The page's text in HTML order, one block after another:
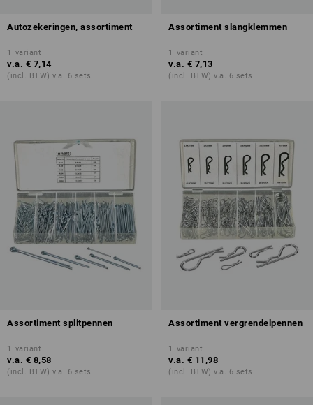
Autozekeringen, assortiment
1 variant
v.a. € 7,14
(incl. BTW) v.a. 6 sets
Assortiment slangklemmen
1 variant
v.a. € 7,13
(incl. BTW) v.a. 6 sets
Assortiment splitpennen
1 variant
v.a. € 8,58
(incl. BTW) v.a. 6 sets
Assortiment vergrendelpennen
1 variant
v.a. € 11,98
(incl. BTW) v.a. 6 sets